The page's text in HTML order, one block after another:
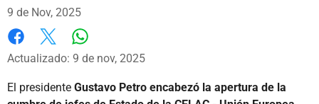
9 de Nov, 2025
Facebook
X
Actualizado: 9 de nov, 2025
El presidente Gustavo Petro encabezó la apertura de la